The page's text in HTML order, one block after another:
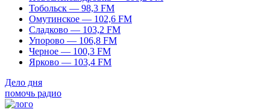
Тобольск — 98,3 FM
Омутинское — 102,6 FM
Сладково — 103,2 FM
Упорово — 106,8 FM
Черное — 100,3 FM
Ярково — 103,4 FM
Дело дня
помочь радио